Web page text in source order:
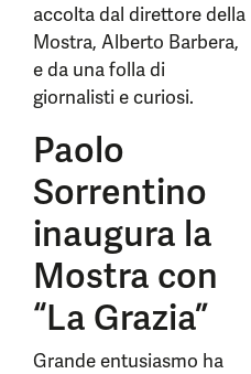
accolta dal direttore della
Mostra, Alberto Barbera,
e da una folla di
giornalisti e curiosi.
Paolo
Sorrentino
inaugura la
Mostra con
“La Grazia”
Grande entusiasmo ha